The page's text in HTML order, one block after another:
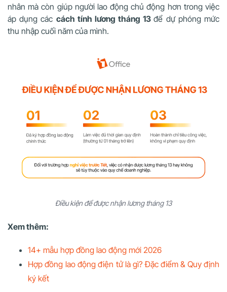
nhân mà còn giúp người lao động chủ động hơn trong việc
áp dụng các cách tính lương tháng 13để dự phóng mức
thu nhập cuối năm của mình.
Điều kiện để được nhận lương tháng 13
Xem thêm:
14+ mẫu hợp đồng lao động mới 2026
Hợp đồng lao động điện tử là gì? Đặc điểm & Quy định
ký kết